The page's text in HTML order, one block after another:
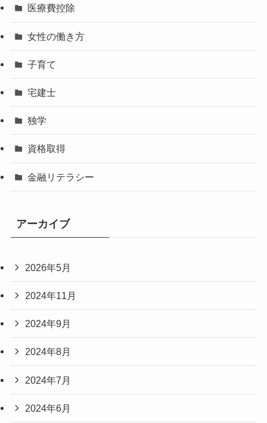
医療費控除
女性の働き方
子育て
宅建士
独学
資格取得
金融リテラシー
アーカイブ
2026年5月
2024年11月
2024年9月
2024年8月
2024年7月
2024年6月